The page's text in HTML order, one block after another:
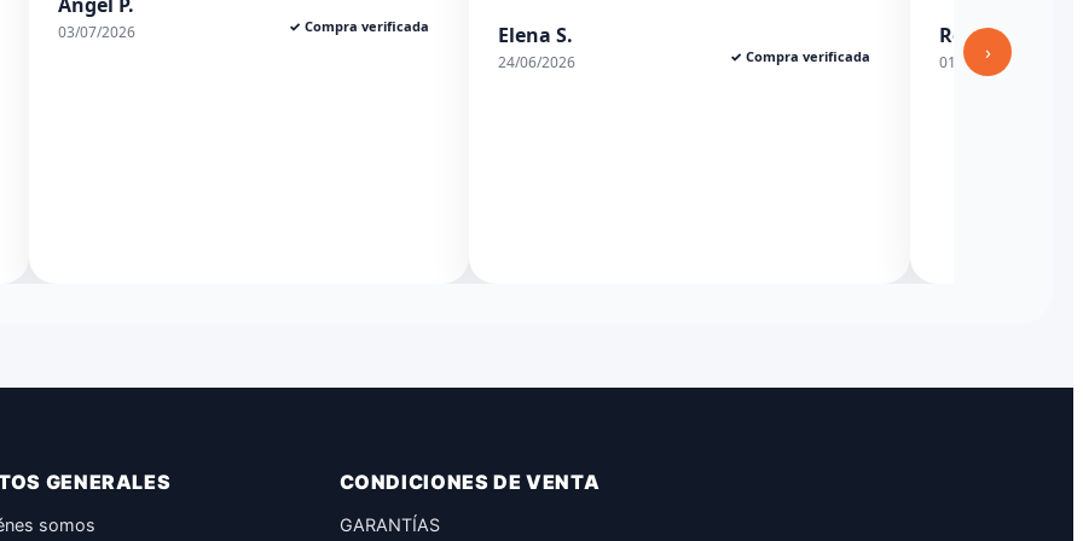
Elena S. Rexesito
01/06/2026 ✓ Compra verificada
04/03/2026
›
GENERALES
somos
CONDICIONES DE VENTA
GARANTÍAS